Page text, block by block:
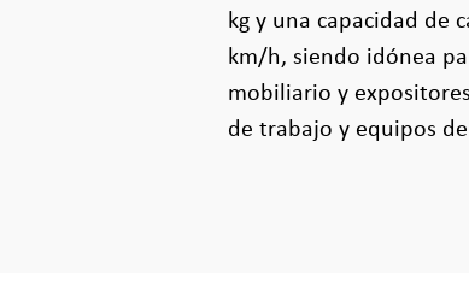
kg y una capacidad de
km/h, siendo idónea
mobiliario y
de trabajo y equipos